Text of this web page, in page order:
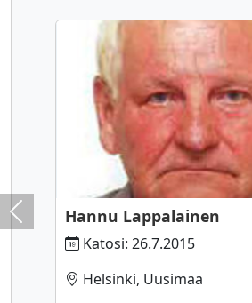
Hannu Lappalainen
Katosi: 26.7.2015
Helsinki, Uusimaa
Previous